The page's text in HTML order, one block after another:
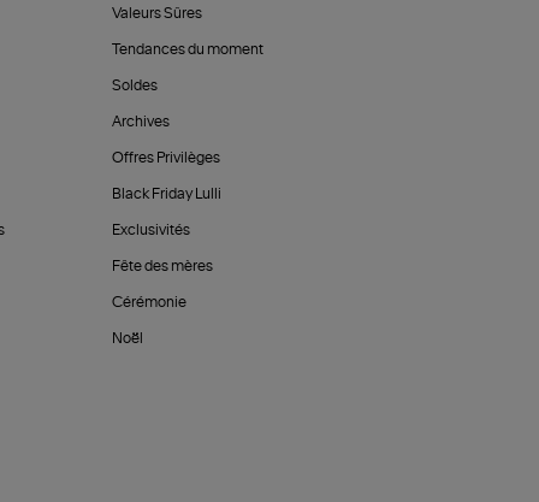
Valeurs Sûres
Tendances du moment
Soldes
Archives
Offres Privilèges
Black Friday Lulli
Exclusivités
Fête des mères
Cérémonie
Noël